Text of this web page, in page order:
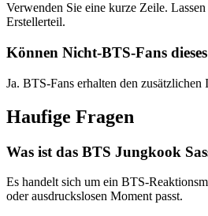
Verwenden Sie eine kurze Zeile.
Erstellerteil.
Können Nicht-BTS-Fans
Ja. BTS-Fans erhalten den
Haufige Fragen
Was ist das BTS Jungkook
Es handelt sich um ein BTS-
oder ausdruckslosen Moment passt.